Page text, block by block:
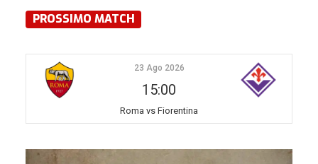
PROSSIMO MATCH
23 Ago 2026
15:00
Roma vs Fiorentina